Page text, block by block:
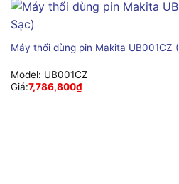
Máy thổi dùng pin Makita UB001CZ
Model: UB001CZ
Giá:7,786,800₫